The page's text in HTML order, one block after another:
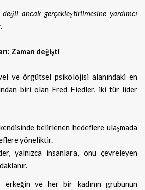
ancak gerçekleştirilmesine yardımcı
Zaman değişti
ve örgütsel psikolojisi alanındaki en
biri olan Fred Fiedler, iki tür lider
belirlenen hedeflere ulaşmada
yöneliktir.
yalnızca insanlara, onu çevreleyen
ve her bir kadının grubunun